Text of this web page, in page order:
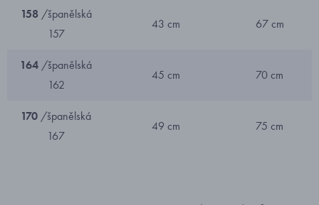
158 /španělská
157
43 cm 67 cm
164 /španělská
162
45 cm 70 cm
170 /španělská
167
49 cm 75 cm